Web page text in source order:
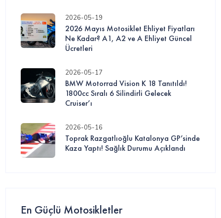
2026-05-19
2026 Mayıs Motosiklet Ehliyet Fiyatları
Ne Kadar? A1, A2 ve A Ehliyet Güncel
Ücretleri
2026-05-17
BMW Motorrad Vision K 18 Tanıtıldı!
1800cc Sıralı 6 Silindirli Gelecek
Cruiser’ı
2026-05-16
Toprak Razgatlıoğlu Katalonya GP’sinde
Kaza Yaptı! Sağlık Durumu Açıklandı
En Güçlü Motosikletler